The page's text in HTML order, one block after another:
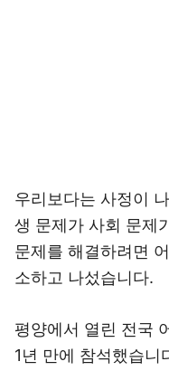
우리보다는 사정이
생 문제가 사회 문제
문제를 해결하려면
소하고 나섰습니다.
평양에서 열린 전국
1년 만에 참석했습니